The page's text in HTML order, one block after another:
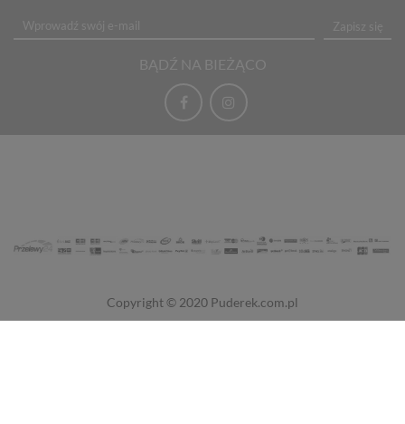
Zapisz się
BĄDŹ NA BIEŻĄCO
Copyright © 2020 Puderek.com.pl